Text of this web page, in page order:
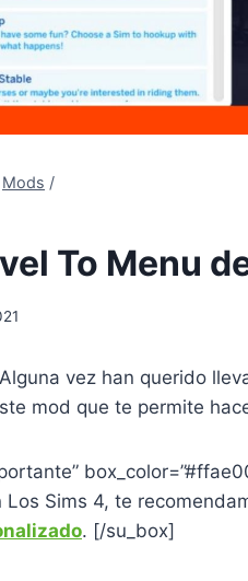
Mods /
To Menu
vez han querido
mod que te permite
Los Sims 4, te
. [/su_box]